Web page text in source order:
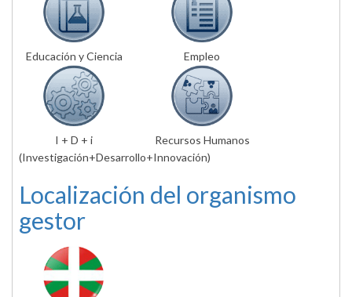
Educación y Ciencia Empleo
I + D + i
(Investigación+Desarrollo+Innovación)
Recursos Humanos
Localización del organismo
gestor